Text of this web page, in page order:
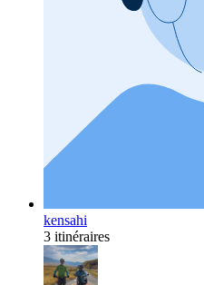
kensahi
3 itinéraires